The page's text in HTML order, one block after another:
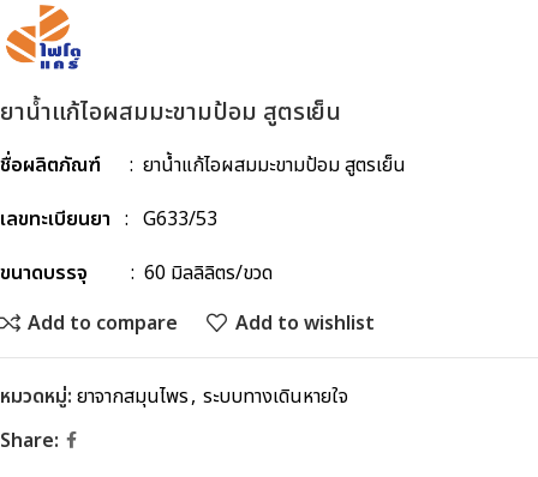
ยาน้ำแก้ไอผสมมะขามป้อม สูตรเย็น
ชื่อผลิตภัณฑ์ : ยาน้ำแก้ไอผสมมะขามป้อม สูตรเย็น
เลขทะเบียนยา : G633/53
ขนาดบรรจุ : 60 มิลลิลิตร/ขวด
Add to compare
Add to wishlist
หมวดหมู่: ยาจากสมุนไพร, ระบบทางเดินหายใจ
Share: